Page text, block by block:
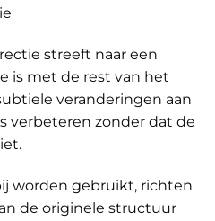
streeft naar een
is met de rest van het
veranderingen aan
verbeteren zonder dat de
worden gebruikt, richten
de originele structuur